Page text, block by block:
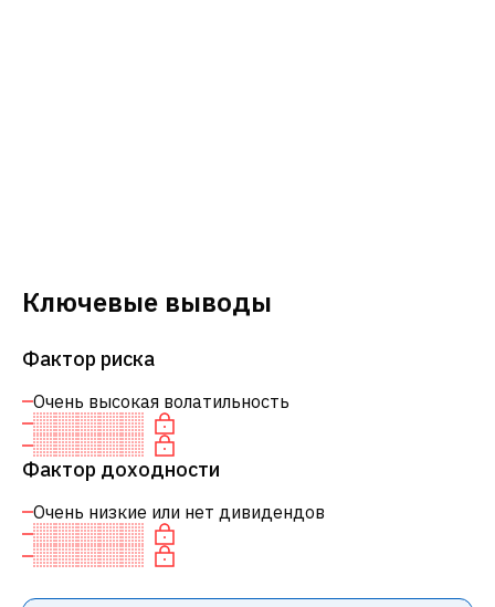
Ключевые выводы
Фактор риска
Очень высокая волатильность
Фактор доходности
Очень низкие или нет дивидендов